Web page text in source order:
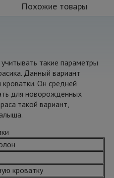
Похожие товары
такие параметры
Данный вариант
кроватки. Он средней
для новорожденных
такой вариант,
кроватку